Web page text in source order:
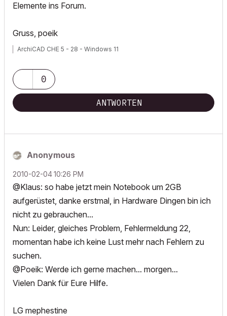
Elemente ins Forum.
Gruss, poeik
ArchiCAD CHE 5 - 28 - Windows 11
0
ANTWORTEN
Anonymous
‎2010-02-0410:26 PM
@Klaus: so habe jetzt mein Notebook um 2GB
aufgerüstet, danke erstmal, in Hardware Dingen bin ich
nicht zu gebrauchen...
Nun: Leider, gleiches Problem, Fehlermeldung 22,
momentan habe ich keine Lust mehr nach Fehlern zu
suchen.
@Poeik: Werde ich gerne machen... morgen...
Vielen Dank für Eure Hilfe.
LG mephestine